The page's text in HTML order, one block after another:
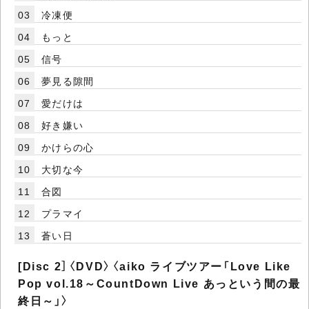
03
冷凍便
04
もっと
05
信号
06
夢見る隙間
07
愛だけは
08
好き嫌い
09
かけらの心
10
大切な今
11
合図
12
プラマイ
13
蒼い日
[Disc 2］〈DVD〉〈aiko ライブツアー「Love Like
Pop vol.18～CountDown Live あっという間の最
終日～」〉